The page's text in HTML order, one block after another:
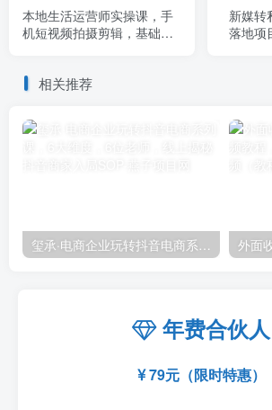
本地生活运营师实操课，​手
机短视频拍摄剪辑，基础抖
新媒转
落地项
相关推荐
玺承·电商企业玩转抖音电商系列课，6大维度，6位老师，线上揭秘抖音商家入局SOP
年费合伙人
79元（限时特惠）